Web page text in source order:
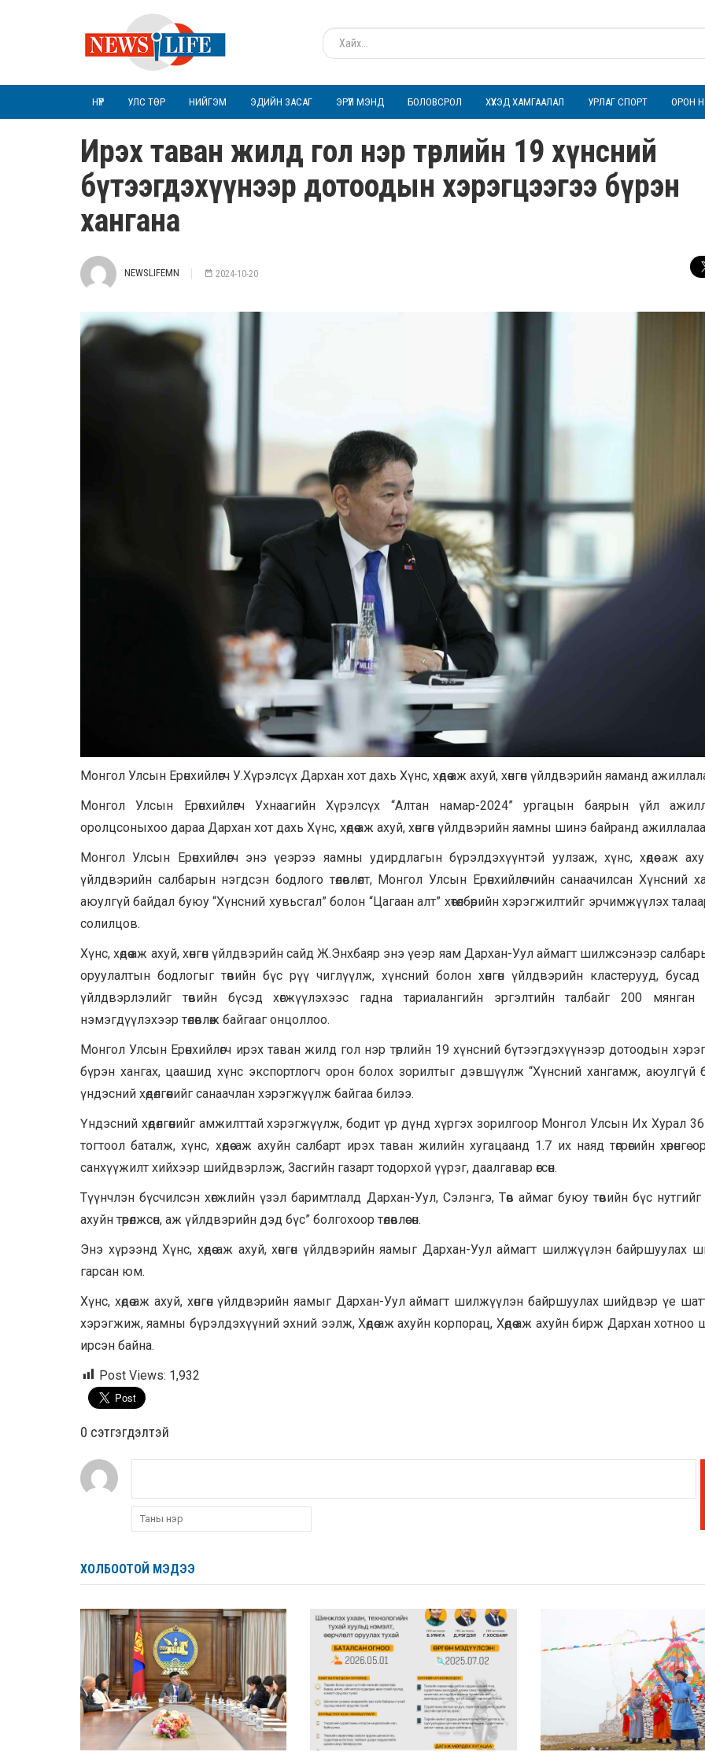
НҮҮР УЛС ТӨР НИЙГЭМ ЭДИЙН ЗАСАГ ЭРҮҮЛ МЭНД БОЛОВСРОЛ ХҮҮХЭД ХАМГААЛАЛ УРЛАГ СПОРТ ОРОН
Ирэх таван жилд гол нэр төрлийн 19 хүнсний
бүтээгдэхүүнээр дотоодын хэрэгцээгээ бүрэн
хангана
NEWSLIFEMN 2024-10-20
Монгол Улсын Ерөнхийлөгч У.Хүрэлсүх Дархан хот дахь Хүнс, хөдөө аж ахуй, хөнгөн үйлдвэрийн яаманд
Монгол Улсын Ерөнхийлөгч Ухнаагийн Хүрэлсүх “Алтан намар-2024” ургацын баярын үйл
оролцсоныхоо дараа Дархан хот дахь Хүнс, хөдөө аж ахуй, хөнгөн үйлдвэрийн яамны шинэ байранд
Монгол Улсын Ерөнхийлөгч энэ үеэрээ яамны удирдлагын бүрэлдэхүүнтэй уулзаж, хүнс, хөдөө аж ахуй,
үйлдвэрийн салбарын нэгдсэн бодлого төлөвлөлт, Монгол Улсын Ерөнхийлөгчийн санаачилсан Хүнсний
аюулгүй байдал буюу “Хүнсний хувьсгал” болон “Цагаан алт” хөтөлбөрийн хэрэгжилтийг эрчимжүүлэх
солилцов.
Хүнс, хөдөө аж ахуй, хөнгөн үйлдвэрийн сайд Ж.Энхбаяр энэ үеэр яам Дархан-Уул аймагт шилжсэнээр салбарын
оруулалтын бодлогыг төвийн бүс рүү чиглүүлж, хүнсний болон хөнгөн үйлдвэрийн кластерууд, бусад
үйлдвэрлэлийг төвийн бүсэд хөгжүүлэхээс гадна тариалангийн эргэлтийн талбайг 200 мянган
нэмэгдүүлэхээр төлөвлөж байгааг онцоллоо.
Монгол Улсын Ерөнхийлөгч ирэх таван жилд гол нэр төрлийн 19 хүнсний бүтээгдэхүүнээр дотоодын
бүрэн хангах, цаашид хүнс экспортлогч орон болох зорилтыг дэвшүүлж “Хүнсний хангамж, аюулгүй
үндэсний хөдөлгөөнийг санаачлан хэрэгжүүлж байгаа билээ.
Үндэсний хөдөлгөөнийг амжилттай хэрэгжүүлж, бодит үр дүнд хүргэх зорилгоор Монгол Улсын Их Хурал
тогтоол баталж, хүнс, хөдөө аж ахуйн салбарт ирэх таван жилийн хугацаанд 1.7 их наяд төгрөгийн хөрөнгө
санхүүжилт хийхээр шийдвэрлэж, Засгийн газарт тодорхой үүрэг, даалгавар өгсөн.
Түүнчлэн бүсчилсэн хөгжлийн үзэл баримтлалд Дархан-Уул, Сэлэнгэ, Төв аймаг буюу төвийн бүс нутгийг
ахуйн төрөлжсөн, аж үйлдвэрийн дэд бүс” болгохоор төлөвлөсөн.
Энэ хүрээнд Хүнс, хөдөө аж ахуй, хөнгөн үйлдвэрийн яамыг Дархан-Уул аймагт шилжүүлэн байршуулах
гарсан юм.
Хүнс, хөдөө аж ахуй, хөнгөн үйлдвэрийн яамыг Дархан-Уул аймагт шилжүүлэн байршуулах шийдвэр үе
хэрэгжиж, яамны бүрэлдэхүүний эхний ээлж, Хөдөө аж ахуйн корпорац, Хөдөө аж ахуйн бирж Дархан
ирсэн байна.
Post Views: 1,932
0 cэтгэгдэлтэй
ХОЛБООТОЙ МЭДЭЭ